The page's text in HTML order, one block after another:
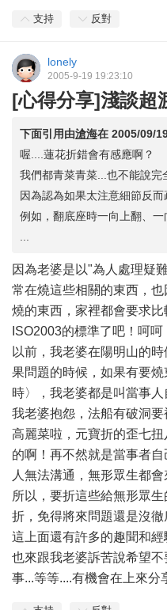
支持 反對
lonely
2005-9-19 19:23:10
[心得分享]淺談超
下面引用由滄海在 2005/09/
喔....蓮花折錯會有感應啊？
我們都青菜青菜...也不能說完
因為認為如果太注意細節反而
例如，翻底座時一向上翻、一
因為老婆是以"為人處理疑
常在燒這些相關的東西，
燒的東西，家裡都會要求
ISO2003的標準了吧！呵呵
以前，我老婆在陽明山的
果問題的時候，如果有要
時〉，我老婆都是叫當事
我老婆抱怨，法船有破洞
高麗菜啦，元寶折的歪七
的啊！再不然就是當事者
人無法溝通，無形眾生都會
所以，要折這些給無形眾
折，免得將來問題還是沒徹
這上面還有許多的趣聞和
也來跟我老婆訴苦說希望
事...等等....有機會在上來分